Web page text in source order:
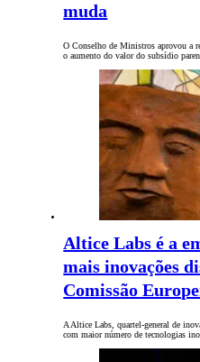
muda
O Conselho de Ministros aprovou a
o aumento do valor do subsídio
Altice Labs é a
mais inovações
Comissão
A Altice Labs, quartel-general de
com maior número de tecnologias